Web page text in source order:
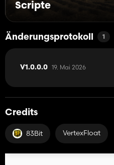
Scripte
Änderungsprotokoll 1
V1.0.0.0 19. Mai 2026
Credits
83Bit VertexFloat